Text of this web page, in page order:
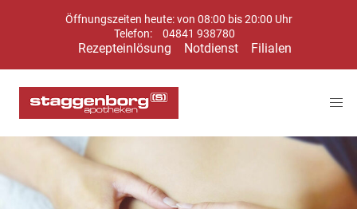
Öffnungszeiten heute: von 08:00 bis 20:00 Uhr
Telefon:
04841 938780
Rezepteinlösung Notdienst Filialen